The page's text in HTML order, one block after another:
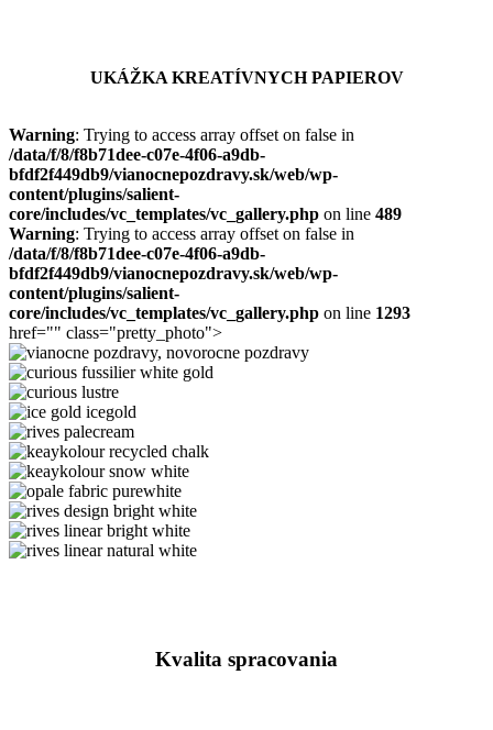
UKÁŽKA KREATÍVNYCH PAPIEROV
Warning: Trying to access array offset on false in
/data/f/8/f8b71dee-c07e-4f06-a9db-
bfdf2f449db9/vianocnepozdravy.sk/web/wp-
content/plugins/salient-
core/includes/vc_templates/vc_gallery.php on line489
Warning: Trying to access array offset on false in
/data/f/8/f8b71dee-c07e-4f06-a9db-
bfdf2f449db9/vianocnepozdravy.sk/web/wp-
content/plugins/salient-
core/includes/vc_templates/vc_gallery.php on line 1293
href="" class="pretty_photo">
astrosilver-
orion
curious
fussilier
white
gold
curious
lustre
ice
gold
icegold
rives
palecream
keaykolour
recycled
chalk
keaykolour
snow
white
opale
fabric
purewhite
rives
design
rives
Kvalita spracovania